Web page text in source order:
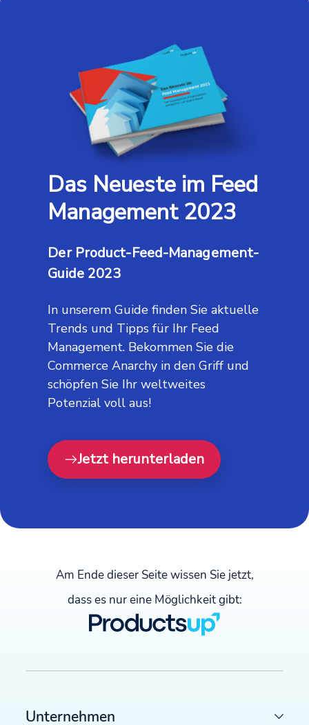
besten Feed-Management-Tools für bessere
Das Neueste im Feed
Management 2023
Der Product-Feed-Management-
Guide 2023
In unserem Guide finden Sie aktuelle
Trends und Tipps für Ihr Feed
Management. Bekommen Sie die
Commerce Anarchy in den Griff und
schöpfen Sie Ihr weltweites
Potenzial voll aus!
Jetzt herunterladen
Am Ende dieser Seite wissen Sie jetzt,
dass es nur eine Möglichkeit gibt:
Unternehmen